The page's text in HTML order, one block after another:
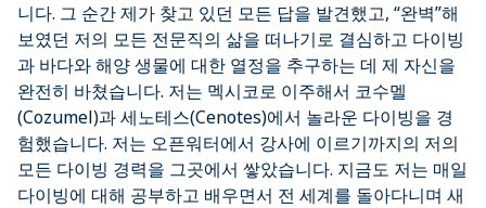
니다. 그 순간 제가 찾고 있던 모든 답을 발견했고, “완벽”해
보였던 저의 모든 전문직의 삶을 떠나기로 결심하고 다이빙
과 바다와 해양 생물에 대한 열정을 추구하는 데 제 자신을
완전히 바쳤습니다. 저는 멕시코로 이주해서 코수멜
(Cozumel)과 세노테스(Cenotes)에서 놀라운 다이빙을 경
험했습니다. 저는 오픈워터에서 강사에 이르기까지의 저의
모든 다이빙 경력을 그곳에서 쌓았습니다. 지금도 저는 매일
다이빙에 대해 공부하고 배우면서 전 세계를 돌아다니며 새